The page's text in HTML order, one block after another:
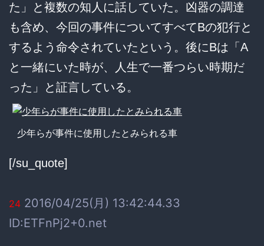
た」と複数の知人に話していた。凶器の調達
も含め、今回の事件についてすべてBの犯行と
するよう命令されていたという。後にBは「A
と一緒にいた時が、人生で一番つらい時期だ
った」と証言している。
少年らが事件に使用したとみられる車
[/su_quote]
24 2016/04/25(月) 13:42:44.33
ID:ETFnPj2+0.net